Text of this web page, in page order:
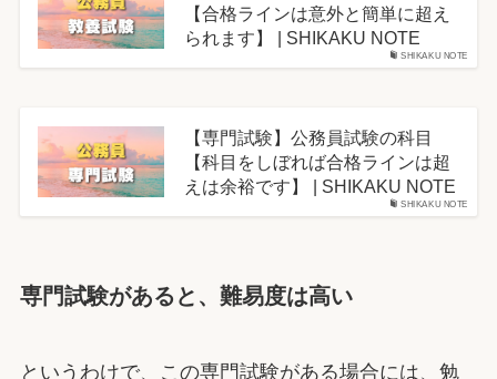
SHIKAKU NOTE
【合格ラインは意外と簡単に超え
られます】 | SHIKAKU NOTE
SHIKAKU NOTE
【専門試験】公務員試験の科目
【科目をしぼれば合格ラインは超
えは余裕です】 | SHIKAKU NOTE
専門試験があると、難易度は高い
というわけで、この専門試験がある場合には、勉